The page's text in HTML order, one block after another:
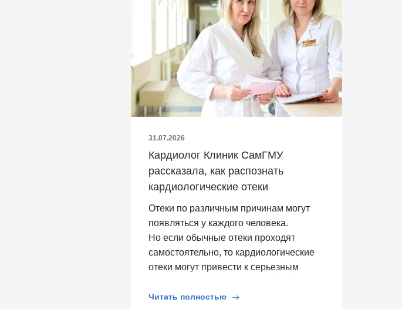
31.07.2026
Кардиолог Клиник СамГМУ
рассказала, как распознать
кардиологические отеки
Отеки по различным причинам могут
появляться у каждого человека.
Но если обычные отеки проходят
самостоятельно, то кардиологические
отеки могут привести к серьезным
Читать полностью